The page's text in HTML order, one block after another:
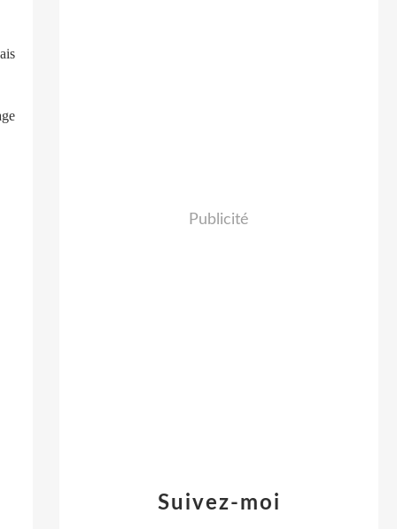
Suivez-moi
Publicité